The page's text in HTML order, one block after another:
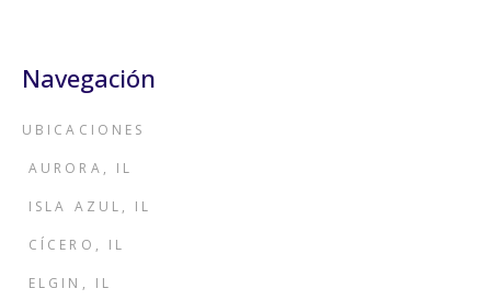
Navegación
UBICACIONES
AURORA, IL
ISLA AZUL, IL
CÍCERO, IL
ELGIN, IL